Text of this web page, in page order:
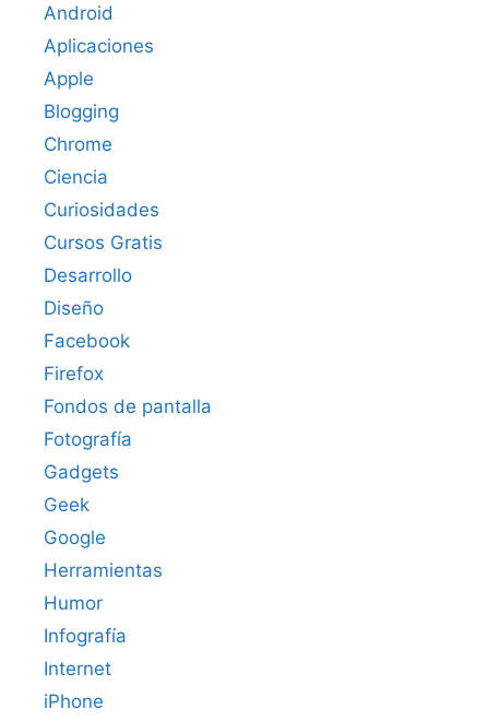
Android
Aplicaciones
Apple
Blogging
Chrome
Ciencia
Curiosidades
Cursos Gratis
Desarrollo
Diseño
Facebook
Firefox
Fondos de pantalla
Fotografía
Gadgets
Geek
Google
Herramientas
Humor
Infografía
Internet
iPhone